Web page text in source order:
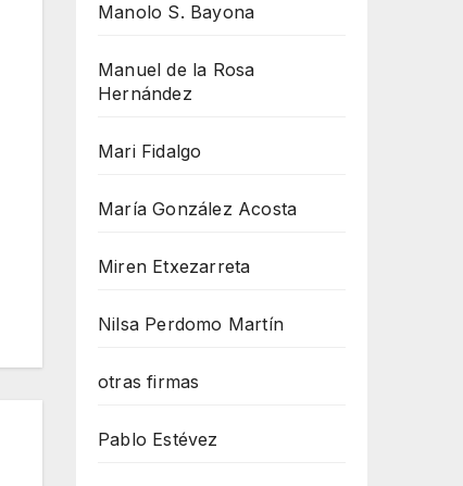
Manolo S. Bayona
Manuel de la Rosa
Hernández
Mari Fidalgo
María González Acosta
Miren Etxezarreta
Nilsa Perdomo Martín
otras firmas
Pablo Estévez